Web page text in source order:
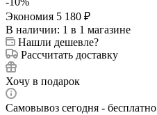
Экономия 5 180 ₽
В наличии: 1 в 1 магазине
Нашли дешевле?
Рассчитать доставку
Хочу в подарок
Самовывоз сегодня - бесплатно